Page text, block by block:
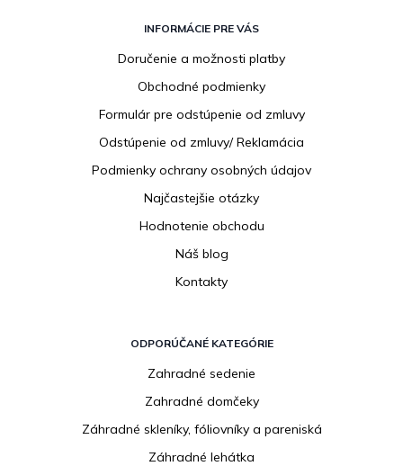
INFORMÁCIE PRE VÁS
Doručenie a možnosti platby
Obchodné podmienky
Formulár pre odstúpenie od zmluvy
Odstúpenie od zmluvy/ Reklamácia
Podmienky ochrany osobných údajov
Najčastejšie otázky
Hodnotenie obchodu
Náš blog
Kontakty
ODPORÚČANÉ KATEGÓRIE
Zahradné sedenie
Zahradné domčeky
Záhradné skleníky, fóliovníky a pareniská
Záhradné lehátka